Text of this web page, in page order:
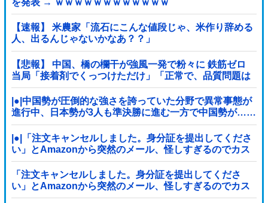
を発表 → ｗｗｗｗｗｗｗｗｗｗｗｗ
【速報】 米農家「流石にこんな値段じゃ、米作り辞める
人、出るんじゃないかなあ？？」
【悲報】 中国、橋の欄干が強風一発で粉々に 鉄筋ゼロ
当局「接着剤でくっつけただけ」「正常で、品質問題は
ない」
|●|中国勢が圧倒的な強さを誇っていた分野で異常事態が
進行中、日本勢が3人も準決勝に進む一方で中国勢が……
|●|「注文キャンセルしました。身分証を提出してくださ
い」とAmazonから突然のメール、怪しすぎるのでカス
タマーに確認したら……
「注文キャンセルしました。身分証を提出してくださ
い」とAmazonから突然のメール、怪しすぎるのでカス
タマーに確認したら……